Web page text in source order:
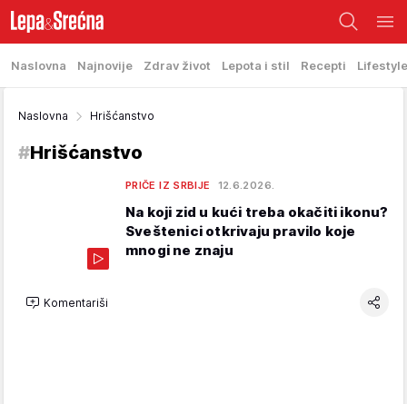
Naslovna Najnovije Zdrav život Lepota i stil Recepti Lifestyle
Naslovna Hrišćanstvo
#Hrišćanstvo
PRIČE IZ SRBIJE 12.6.2026.
Na koji zid u kući treba okačiti ikonu?
Sveštenici otkrivaju pravilo koje
mnogi ne znaju
Komentariši